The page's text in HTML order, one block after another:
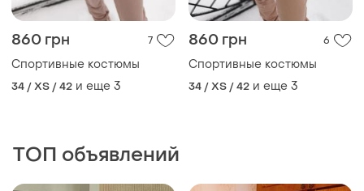
ТОП объявлений